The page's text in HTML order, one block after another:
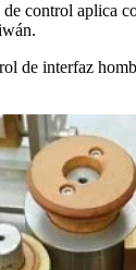
control aplica
de interfaz